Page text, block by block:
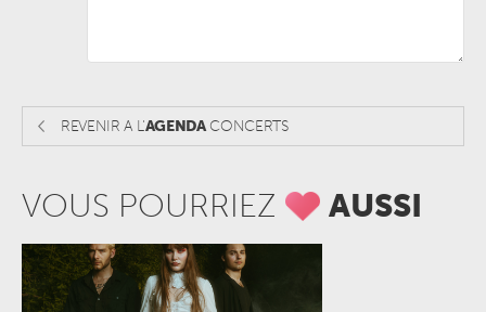
REVENIR A L'AGENDACONCERTS
VOUS POURRIEZ AUSSI